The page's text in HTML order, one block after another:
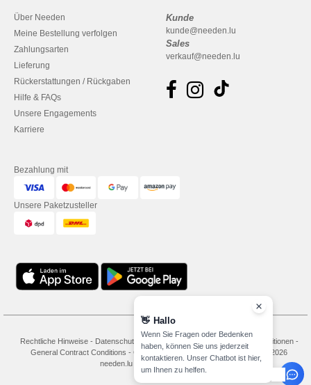
Über Needen
Meine Bestellung verfolgen
Zahlungsarten
Lieferung
Rückerstattungen / Rückgaben
Hilfe & FAQs
Unsere Engagements
Karriere
Kunde
kunde@needen.lu
Sales
verkauf@needen.lu
Bezahlung mit
Unsere Paketzusteller
Rechtliche Hinweise- Datenschutzbestimmungen - Bedingungen und Konditionen-
General Contract Conditions - Cookie-Richtlinie Site Map
Copyright 2026
needen.lu - Alle Rechte vorbehalten
👋 Hallo
Wenn Sie Fragen oder Bedenken
haben, können Sie uns jederzeit
kontaktieren. Unser Chatbot ist hier,
um Ihnen zu helfen.